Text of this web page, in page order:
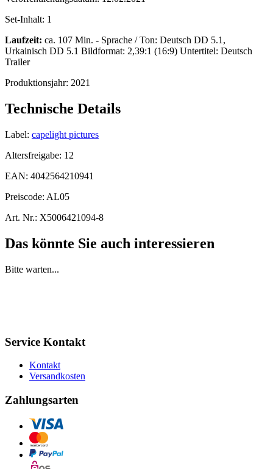
Set-Inhalt: 1
Laufzeit: ca. 107 Min. - Sprache / Ton: Deutsch DD 5.1,
Urkainisch DD 5.1 Bildformat: 2,39:1 (16:9) Untertitel: Deutsch
Trailer
Produktionsjahr: 2021
Technische Details
Label: capelight pictures
Altersfreigabe: 12
EAN: 4042564210941
Preiscode: AL05
Art. Nr.: X5006421094-8
Das könnte Sie auch interessieren
Bitte warten...
Service Kontakt
Kontakt
Versandkosten
Zahlungsarten